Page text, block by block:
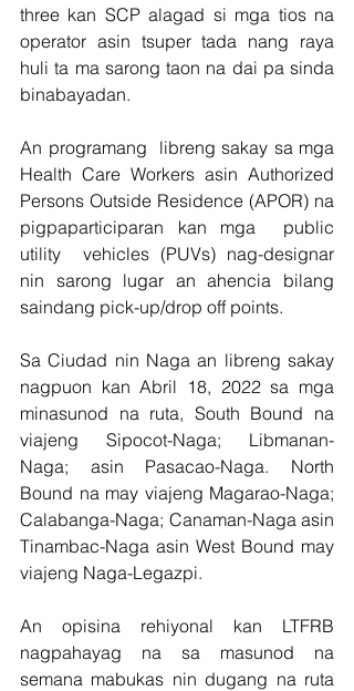
three kan SCP alagad si mga tios na
operator asin tsuper tada nang raya
huli ta ma sarong taon na dai pa sinda
binabayadan.
An programang  libreng sakay sa mga
Health Care Workers asin Authorized
Persons Outside Residence (APOR) na
pigpaparticiparan kan mga  public
utility  vehicles (PUVs) nag-designar
nin sarong lugar an ahencia bilang
saindang pick-up/drop off points.
Sa Ciudad nin Naga an libreng sakay
nagpuon kan Abril 18, 2022 sa mga
minasunod na ruta, South Bound na
viajeng Sipocot-Naga; Libmanan-
Naga; asin Pasacao-Naga. North
Bound na may viajeng Magarao-Naga;
Calabanga-Naga; Canaman-Naga asin
Tinambac-Naga asin West Bound may
viajeng Naga-Legazpi.
An opisina rehiyonal kan LTFRB
nagpahayag na sa masunod na
semana mabukas nin dugang na ruta